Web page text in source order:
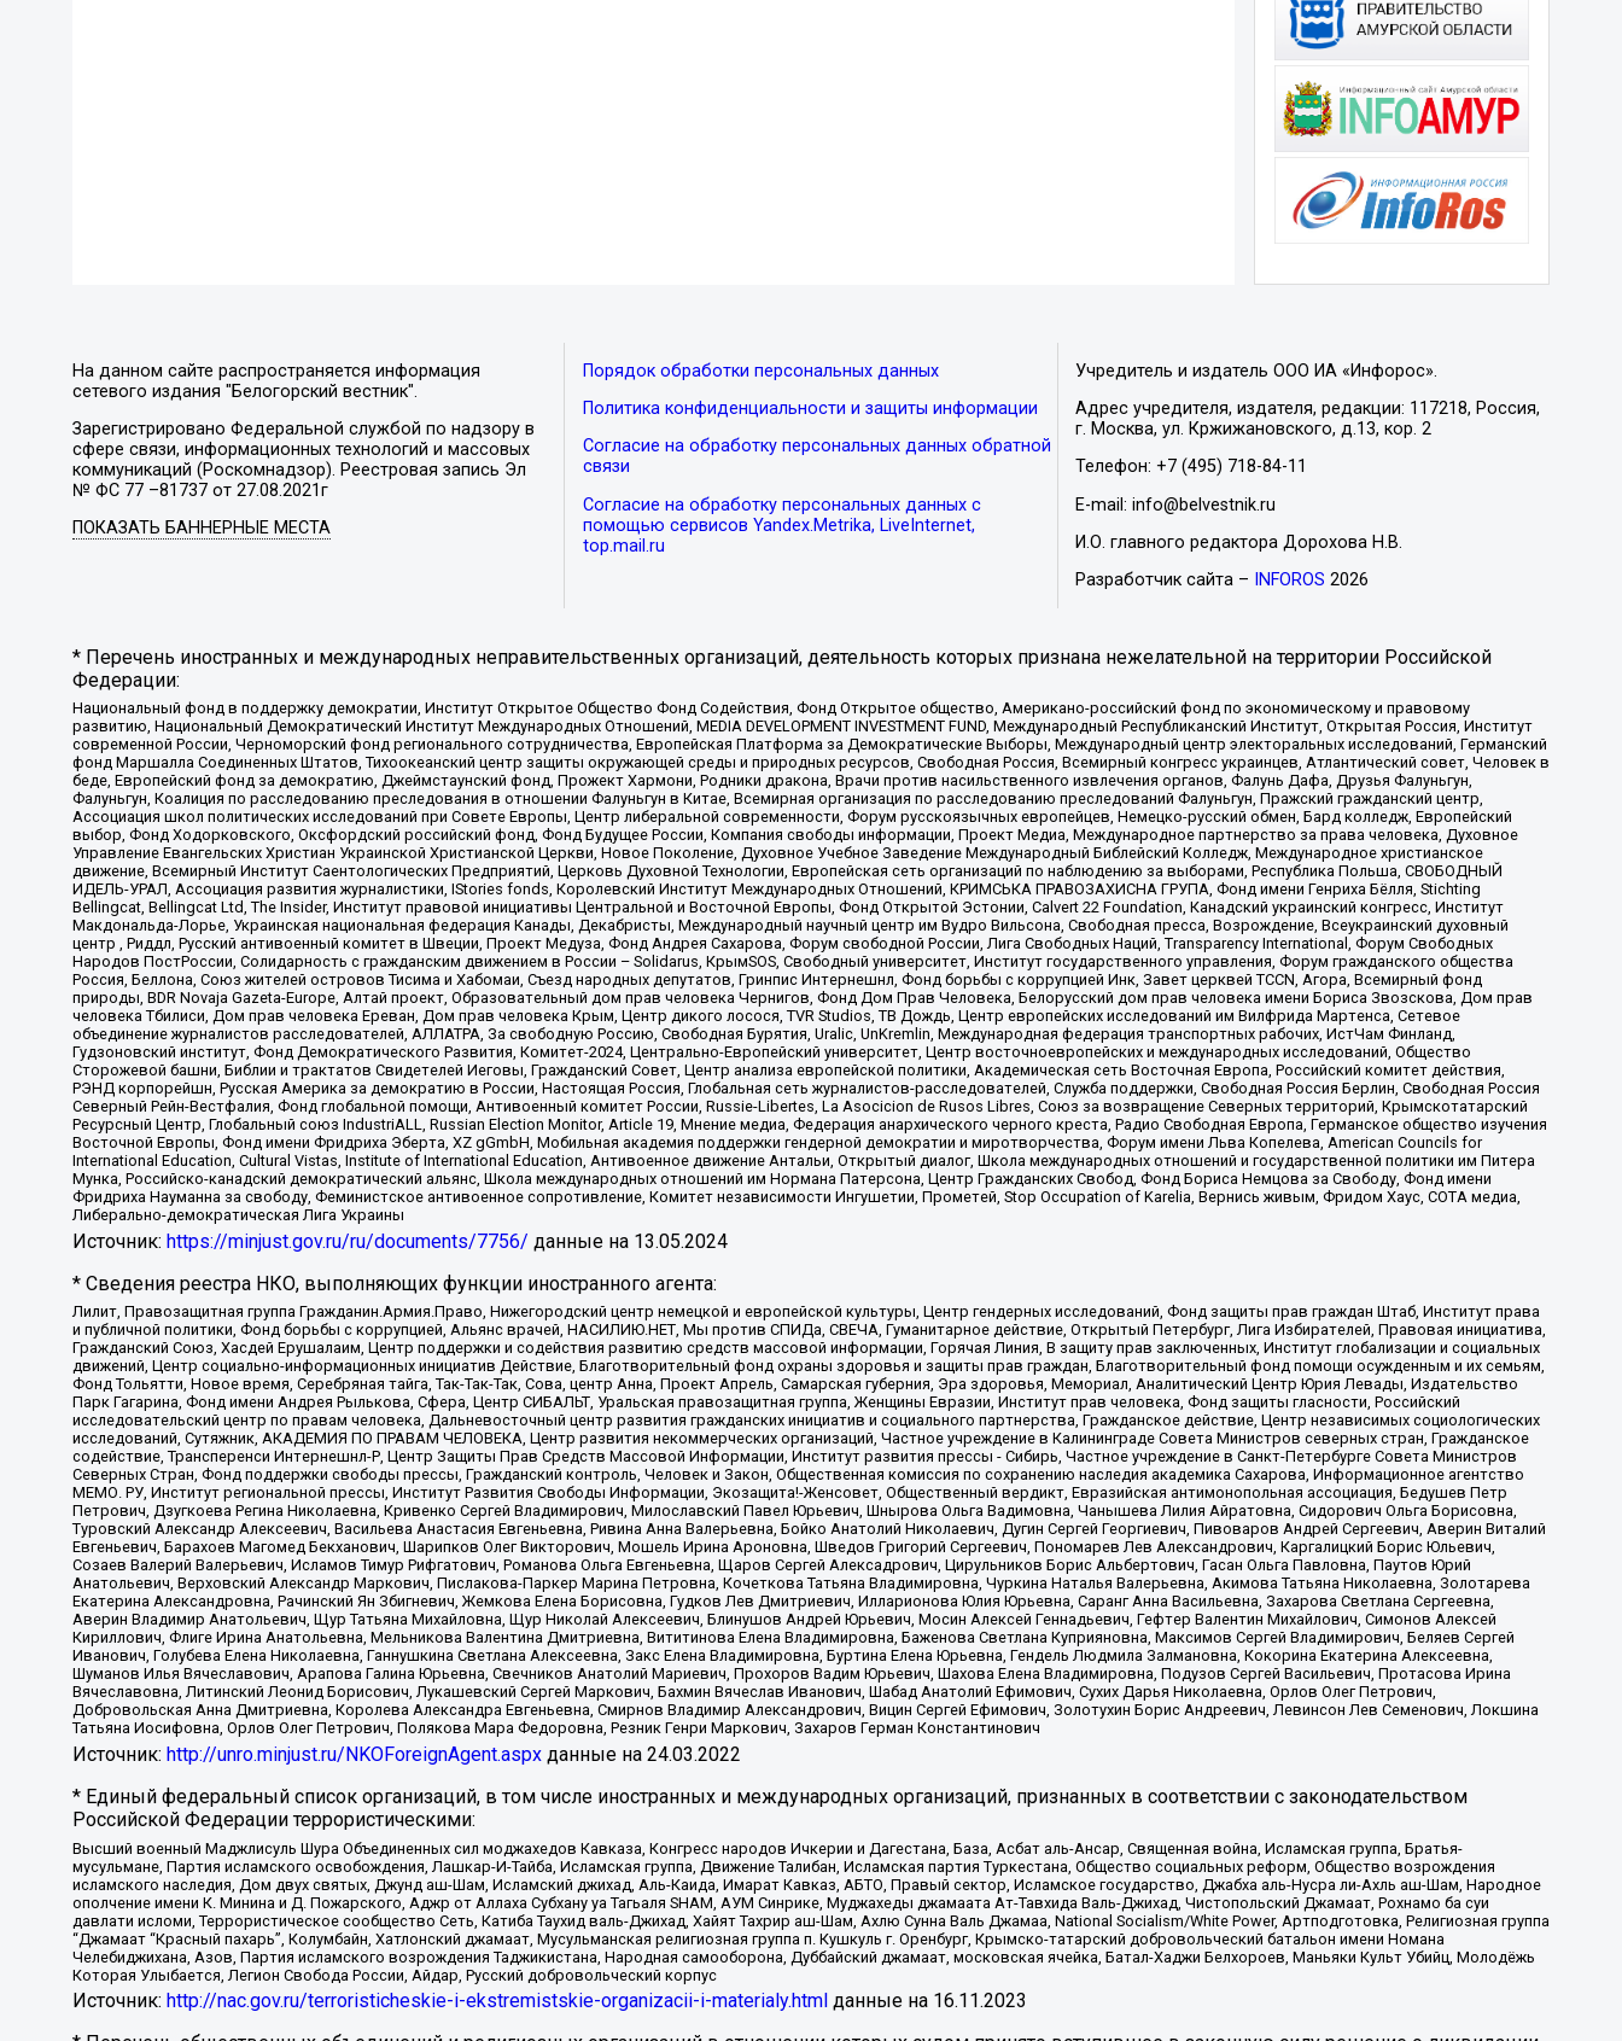
На данном сайте распространяется информация
сетевого издания "Белогорский вестник".
Зарегистрировано Федеральной службой по надзору в
сфере связи, информационных технологий и массовых
коммуникаций (Роскомнадзор). Реестровая запись Эл
№ ФС 77 –81737 от 27.08.2021г
ПОКАЗАТЬ БАННЕРНЫЕ МЕСТА
Порядок обработки персональных данных
Политика конфиденциальности и защиты информации
Согласие на обработку персональных данных обратной
связи
Согласие на обработку персональных данных с
помощью сервисов Yandex.Metrika, LiveInternet,
top.mail.ru
Учредитель и издатель ООО ИА «Инфорос».
Адрес учредителя, издателя, редакции: 117218, Россия,
г. Москва, ул. Кржижановского, д.13, кор. 2
Телефон: +7 (495) 718-84-11
E-mail: info@belvestnik.ru
И.О. главного редактора Дорохова Н.В.
Разработчик сайта – INFOROS 2026
* Перечень иностранных и международных неправительственных организаций, деятельность которых признана нежелательной на территории Российской
Федерации:
Национальный фонд в поддержку демократии, Институт Открытое Общество Фонд Содействия, Фонд Открытое общество, Американо-российский фонд по экономическому и правовому
развитию, Национальный Демократический Институт Международных Отношений, MEDIA DEVELOPMENT INVESTMENT FUND, Международный Республиканский Институт, Открытая Россия, Институт
современной России, Черноморский фонд регионального сотрудничества, Европейская Платформа за Демократические Выборы, Международный центр электоральных исследований, Германский
фонд Маршалла Соединенных Штатов, Тихоокеанский центр защиты окружающей среды и природных ресурсов, Свободная Россия, Всемирный конгресс украинцев, Атлантический совет, Человек в
беде, Европейский фонд за демократию, Джеймстаунский фонд, Прожект Хармони, Родники дракона, Врачи против насильственного извлечения органов, Фалунь Дафа, Друзья Фалуньгун,
Фалуньгун, Коалиция по расследованию преследования в отношении Фалуньгун в Китае, Всемирная организация по расследованию преследований Фалуньгун, Пражский гражданский центр,
Ассоциация школ политических исследований при Совете Европы, Центр либеральной современности, Форум русскоязычных европейцев, Немецко-русский обмен, Бард колледж, Европейский
выбор, Фонд Ходорковского, Оксфордский российский фонд, Фонд Будущее России, Компания свободы информации, Проект Медиа, Международное партнерство за права человека, Духовное
Управление Евангельских Христиан Украинской Христианской Церкви, Новое Поколение, Духовное Учебное Заведение Международный Библейский Колледж, Международное христианское
движение, Всемирный Институт Саентологических Предприятий, Церковь Духовной Технологии, Европейская сеть организаций по наблюдению за выборами, Республика Польша, СВОБОДНЫЙ
ИДЕЛЬ-УРАЛ, Ассоциация развития журналистики, IStories fonds, Королевский Институт Международных Отношений, КРИМСЬКА ПРАВОЗАХИСНА ГРУПА, Фонд имени Генриха Бёлля, Stichting
Bellingcat, Bellingcat Ltd, The Insider, Институт правовой инициативы Центральной и Восточной Европы, Фонд Открытой Эстонии, Calvert 22 Foundation, Канадский украинский конгресс, Институт
Макдональда-Лорье, Украинская национальная федерация Канады, Декабристы, Международный научный центр им Вудро Вильсона, Свободная пресса, Возрождение, Всеукраинский духовный
центр , Риддл, Русский антивоенный комитет в Швеции, Проект Медуза, Фонд Андрея Сахарова, Форум свободной России, Лига Свободных Наций, Transparеncy International, Форум Свободных
Народов ПостРоссии, Солидарность с гражданским движением в России – Solidarus, КрымSOS, Свободный университет, Институт государственного управления, Форум гражданского общества
Россия, Беллона, Союз жителей островов Тисима и Хабомаи, Съезд народных депутатов, Гринпис Интернешнл, Фонд борьбы с коррупцией Инк, Завет церквей TCCN, Агора, Всемирный фонд
природы, BDR Novaja Gazeta-Europe, Алтай проект, Образовательный дом прав человека Чернигов, Фонд Дом Прав Человека, Белорусский дом прав человека имени Бориса Звозскова, Дом прав
человека Тбилиси, Дом прав человека Ереван, Дом прав человека Крым, Центр дикого лосося, TVR Studios, ТВ Дождь, Центр европейских исследований им Вилфрида Мартенса, Сетевое
объединение журналистов расследователей, АЛЛАТРА, За свободную Россию, Свободная Бурятия, Uralic, UnKremlin, Международная федерация транспортных рабочих, ИстЧам Финланд,
Гудзоновский институт, Фонд Демократического Развития, Комитет-2024, Центрально-Европейский университет, Центр восточноевропейских и международных исследований, Общество
Сторожевой башни, Библии и трактатов Свидетелей Иеговы, Гражданский Совет, Центр анализа европейской политики, Академическая сеть Восточная Европа, Российский комитет действия,
РЭНД корпорейшн, Русская Америка за демократию в России, Настоящая Россия, Глобальная сеть журналистов-расследователей, Служба поддержки, Свободная Россия Берлин, Свободная Россия
Северный Рейн-Вестфалия, Фонд глобальной помощи, Антивоенный комитет России, Russie-Libertes, La Asocicion de Rusos Libres, Союз за возвращение Северных территорий, Крымскотатарский
Ресурсный Центр, Глобальный союз IndustriALL, Russian Election Monitor, Article 19, Мнение медиа, Федерация анархического черного креста, Радио Свободная Европа, Германское общество изучения
Восточной Европы, Фонд имени Фридриха Эберта, XZ gGmbH, Мобильная академия поддержки гендерной демократии и миротворчества, Форум имени Льва Копелева, American Councils for
International Education, Cultural Vistas, Institute of International Education, Антивоенное движение Антальи, Открытый диалог, Школа международных отношений и государственной политики им Питера
Мунка, Российско-канадский демократический альянс, Школа международных отношений им Нормана Патерсона, Центр Гражданских Свобод, Фонд Бориса Немцова за Свободу, Фонд имени
Фридриха Науманна за свободу, Феминистское антивоенное сопротивление, Комитет независимости Ингушетии, Прометей, Stop Occupation of Karelia, Вернись живым, Фридом Хаус, СОТА медиа,
Либерально-демократическая Лига Украины
Источник: https://minjust.gov.ru/ru/documents/7756/ данные на 13.05.2024
* Сведения реестра НКО, выполняющих функции иностранного агента:
Лилит, Правозащитная группа Гражданин.Армия.Право, Нижегородский центр немецкой и европейской культуры, Центр гендерных исследований, Фонд защиты прав граждан Штаб, Институт права
и публичной политики, Фонд борьбы с коррупцией, Альянс врачей, НАСИЛИЮ.НЕТ, Мы против СПИДа, СВЕЧА, Гуманитарное действие, Открытый Петербург, Лига Избирателей, Правовая инициатива,
Гражданский Союз, Хасдей Ерушалаим, Центр поддержки и содействия развитию средств массовой информации, Горячая Линия, В защиту прав заключенных, Институт глобализации и социальных
движений, Центр социально-информационных инициатив Действие, Благотворительный фонд охраны здоровья и защиты прав граждан, Благотворительный фонд помощи осужденным и их семьям,
Фонд Тольятти, Новое время, Серебряная тайга, Так-Так-Так, Сова, центр Анна, Проект Апрель, Самарская губерния, Эра здоровья, Мемориал, Аналитический Центр Юрия Левады, Издательство
Парк Гагарина, Фонд имени Андрея Рылькова, Сфера, Центр СИБАЛЬТ, Уральская правозащитная группа, Женщины Евразии, Институт прав человека, Фонд защиты гласности, Российский
исследовательский центр по правам человека, Дальневосточный центр развития гражданских инициатив и социального партнерства, Гражданское действие, Центр независимых социологических
исследований, Сутяжник, АКАДЕМИЯ ПО ПРАВАМ ЧЕЛОВЕКА, Центр развития некоммерческих организаций, Частное учреждение в Калининграде Совета Министров северных стран, Гражданское
содействие, Трансперенси Интернешнл-Р, Центр Защиты Прав Средств Массовой Информации, Институт развития прессы - Сибирь, Частное учреждение в Санкт-Петербурге Совета Министров
Северных Стран, Фонд поддержки свободы прессы, Гражданский контроль, Человек и Закон, Общественная комиссия по сохранению наследия академика Сахарова, Информационное агентство
МЕМО. РУ, Институт региональной прессы, Институт Развития Свободы Информации, Экозащита!-Женсовет, Общественный вердикт, Евразийская антимонопольная ассоциация, Бедушев Петр
Петрович, Дзугкоева Регина Николаевна, Кривенко Сергей Владимирович, Милославский Павел Юрьевич, Шнырова Ольга Вадимовна, Чанышева Лилия Айратовна, Сидорович Ольга Борисовна,
Туровский Александр Алексеевич, Васильева Анастасия Евгеньевна, Ривина Анна Валерьевна, Бойко Анатолий Николаевич, Дугин Сергей Георгиевич, Пивоваров Андрей Сергеевич, Аверин Виталий
Евгеньевич, Барахоев Магомед Бекханович, Шарипков Олег Викторович, Мошель Ирина Ароновна, Шведов Григорий Сергеевич, Пономарев Лев Александрович, Каргалицкий Борис Юльевич,
Созаев Валерий Валерьевич, Исламов Тимур Рифгатович, Романова Ольга Евгеньевна, Щаров Сергей Алексадрович, Цирульников Борис Альбертович, Гасан Ольга Павловна, Паутов Юрий
Анатольевич, Верховский Александр Маркович, Пислакова-Паркер Марина Петровна, Кочеткова Татьяна Владимировна, Чуркина Наталья Валерьевна, Акимова Татьяна Николаевна, Золотарева
Екатерина Александровна, Рачинский Ян Збигневич, Жемкова Елена Борисовна, Гудков Лев Дмитриевич, Илларионова Юлия Юрьевна, Саранг Анна Васильевна, Захарова Светлана Сергеевна,
Аверин Владимир Анатольевич, Щур Татьяна Михайловна, Щур Николай Алексеевич, Блинушов Андрей Юрьевич, Мосин Алексей Геннадьевич, Гефтер Валентин Михайлович, Симонов Алексей
Кириллович, Флиге Ирина Анатольевна, Мельникова Валентина Дмитриевна, Вититинова Елена Владимировна, Баженова Светлана Куприяновна, Максимов Сергей Владимирович, Беляев Сергей
Иванович, Голубева Елена Николаевна, Ганнушкина Светлана Алексеевна, Закс Елена Владимировна, Буртина Елена Юрьевна, Гендель Людмила Залмановна, Кокорина Екатерина Алексеевна,
Шуманов Илья Вячеславович, Арапова Галина Юрьевна, Свечников Анатолий Мариевич, Прохоров Вадим Юрьевич, Шахова Елена Владимировна, Подузов Сергей Васильевич, Протасова Ирина
Вячеславовна, Литинский Леонид Борисович, Лукашевский Сергей Маркович, Бахмин Вячеслав Иванович, Шабад Анатолий Ефимович, Сухих Дарья Николаевна, Орлов Олег Петрович,
Добровольская Анна Дмитриевна, Королева Александра Евгеньевна, Смирнов Владимир Александрович, Вицин Сергей Ефимович, Золотухин Борис Андреевич, Левинсон Лев Семенович, Локшина
Татьяна Иосифовна, Орлов Олег Петрович, Полякова Мара Федоровна, Резник Генри Маркович, Захаров Герман Константинович
Источник: http://unro.minjust.ru/NKOForeignAgent.aspx данные на 24.03.2022
* Единый федеральный список организаций, в том числе иностранных и международных организаций, признанных в соответствии с законодательством
Российской Федерации террористическими:
Высший военный Маджлисуль Шура Объединенных сил моджахедов Кавказа, Конгресс народов Ичкерии и Дагестана, База, Асбат аль-Ансар, Священная война, Исламская группа, Братья-
мусульмане, Партия исламского освобождения, Лашкар-И-Тайба, Исламская группа, Движение Талибан, Исламская партия Туркестана, Общество социальных реформ, Общество возрождения
исламского наследия, Дом двух святых, Джунд аш-Шам, Исламский джихад, Аль-Каида, Имарат Кавказ, АБТО, Правый сектор, Исламское государство, Джабха аль-Нусра ли-Ахль аш-Шам, Народное
ополчение имени К. Минина и Д. Пожарского, Аджр от Аллаха Субхану уа Тагьаля SHAM, АУМ Синрике, Муджахеды джамаата Ат-Тавхида Валь-Джихад, Чистопольский Джамаат, Рохнамо ба суи
давлати исломи, Террористическое сообщество Сеть, Катиба Таухид валь-Джихад, Хайят Тахрир аш-Шам, Ахлю Сунна Валь Джамаа, National Socialism/White Power, Артподготовка, Религиозная группа
“Джамаат “Красный пахарь”, Колумбайн, Хатлонский джамаат, Мусульманская религиозная группа п. Кушкуль г. Оренбург, Крымско-татарский добровольческий батальон имени Номана
Челебиджихана, Азов, Партия исламского возрождения Таджикистана, Народная самооборона, Дуббайский джамаат, московская ячейка, Батал-Хаджи Белхороев, Маньяки Культ Убийц, Молодёжь
Которая Улыбается, Легион Свобода России, Айдар, Русский добровольческий корпус
Источник: http://nac.gov.ru/terroristicheskie-i-ekstremistskie-organizacii-i-materialy.html данные на 16.11.2023